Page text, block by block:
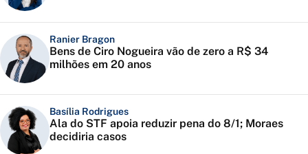
Ranier Bragon
Bens de Ciro Nogueira vão de zero a R$ 34
milhões em 20 anos
Basília Rodrigues
Ala do STF apoia reduzir pena do 8/1; Moraes
decidiria casos